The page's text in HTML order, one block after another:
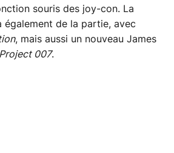
souris des joy-con. La
également de la partie, avec
, mais aussi un nouveau James
Project 007.